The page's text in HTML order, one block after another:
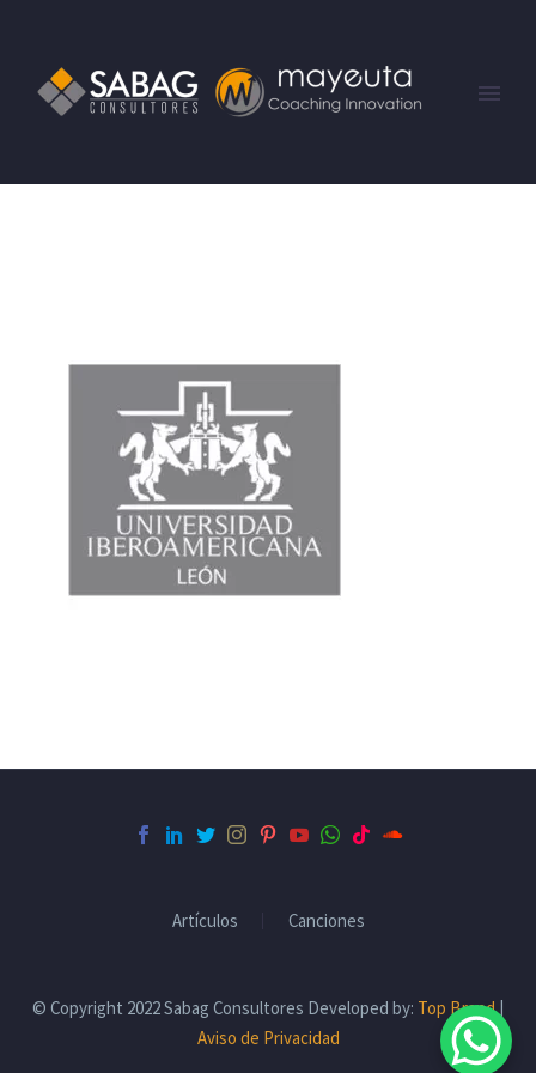
Artículos Canciones
© Copyright 2022 Sabag Consultores Developed by: Top Brand|
Aviso de Privacidad